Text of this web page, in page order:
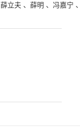
薛立夫 、 薛明 、 冯嘉宁 、